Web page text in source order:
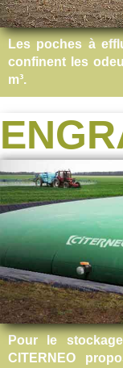
Les poches à
confinent les
m³.
Pour le
CITERNEO